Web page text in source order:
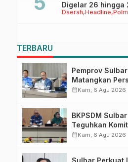
Daerah Headline
Digelar 26 hingga
September,
TERBARU
Pemprov Sulbar
Matangkan
HUT Ke-81 RI,
calendar_monthKam, 6 Agu 2026
BKPSDM Sulbar
Teguhkan
Pengembangan
calendar_monthKam, 6 Agu 2026
Sulbar Perkuat